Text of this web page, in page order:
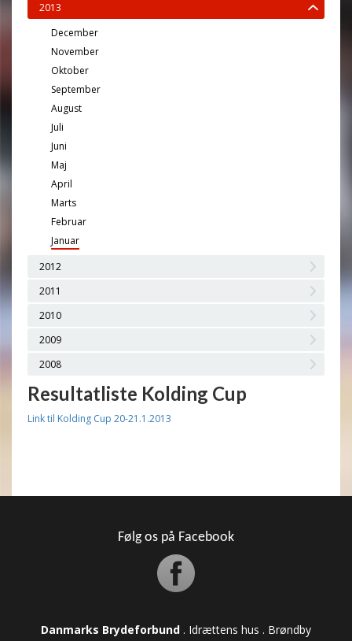
2013
December
November
Oktober
September
August
Juli
Juni
Maj
April
Marts
Februar
Januar
2012
2011
2010
2009
2008
Resultatliste Kolding Cup
Link til Kolding Cup 20-21.1.2013
Følg os på Facebook
Danmarks Brydeforbund . Idrættens hus . Brøndby